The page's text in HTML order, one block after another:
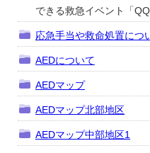
できる救急イベント「
応急手当や救命処置につ
AEDについて
AEDマップ
AEDマップ北部地区
AEDマップ中部地区1